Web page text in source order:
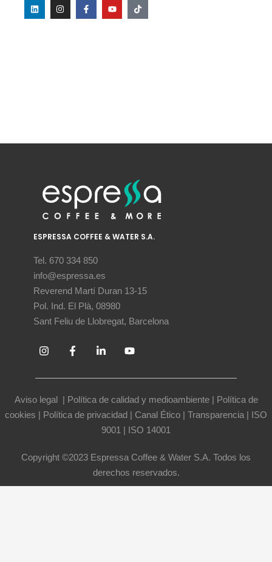
ESPRESSA COFFEE & WATER S.A.
Tel. 670 334 850
info@espressa.es
Reverend Martí Duran 13-15
Pol. Ind. El Plà, 08980
Sant Feliu de Llobregat, Barcelona
Aviso legal | Política de calidad y medioambiente| Política de
cookies | Política de privacidad | Canal Ético | Transparencia | ISO
9001 | ISO 14001
Copyright ©2023 Espressa Coffee & Water S.A. Todos los
derechos reservados.